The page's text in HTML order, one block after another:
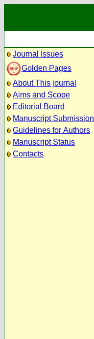
Journal Issues
Golden Pages
About This journal
Aims and Scope
Editorial Board
Manuscript Submission
Guidelines for Authors
Manuscript Status
Contacts